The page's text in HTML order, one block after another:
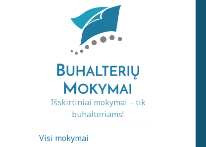
Išskirtiniai mokymai – tik
buhalteriams!
Visi mokymai